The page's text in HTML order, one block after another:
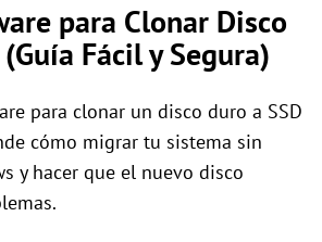
para Clonar Disco
Fácil y Segura)
para clonar un disco duro a SSD
cómo migrar tu sistema sin
y hacer que el nuevo disco